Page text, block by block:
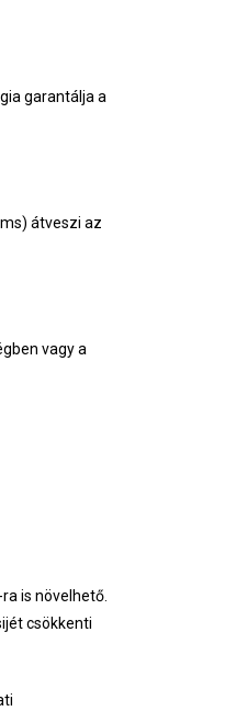
garantálja a
átveszi az
vagy a
is növelhető.
csökkenti